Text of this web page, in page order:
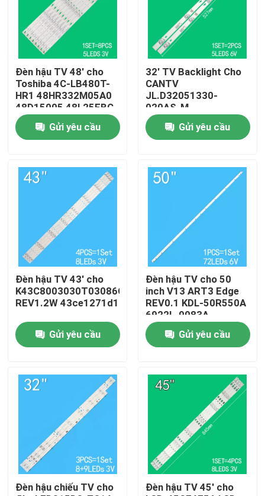
Về chúng tôi
Tham quan nhà máy
Kiểm soát chất lượng
Liên hệ chúng tôi
Yêu cầu báo giá
Đèn hậu chiếu TV LED
Đèn hậu TV 48' cho
Toshiba 4C-LB480T-
HR1 48HR332M05A0
48D15005 48L25EBC
48L26CMC 48L2600C
48L2500CGửi yêu cầu
32' TV Backlight Cho
CANTV
JL.D32051330-
020AS-M
32HR332M05A1 V3
4D-LE3202-YC1P0Z1
Gửi yêu cầu
Đèn hậu TV 43' cho
K43C8003030T03086C9-
REV1.2W 43ce1271d1
Gửi yêu cầu
Đèn hậu TV cho 50
inch V13 ART3 Edge
REV0.1 KDL-50R550A
6922L-0083A
6916L1291A
Gửi yêu cầu
Đèn hậu chiếu TV cho
Đèn hậu TV 45' cho